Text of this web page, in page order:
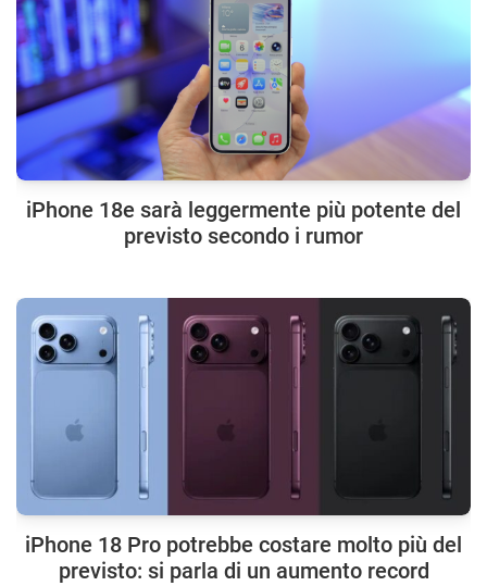
iPhone 18e sarà leggermente più potente del
previsto secondo i rumor
iPhone 18 Pro potrebbe costare molto più del
previsto: si parla di un aumento record